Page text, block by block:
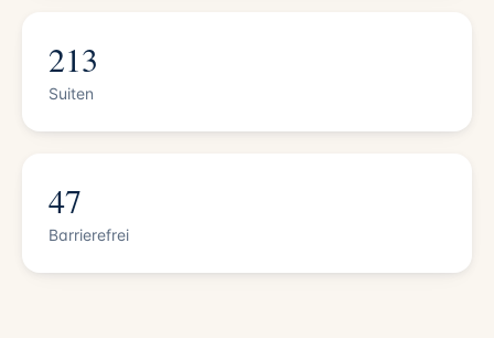
213
Suiten
47
Barrierefrei